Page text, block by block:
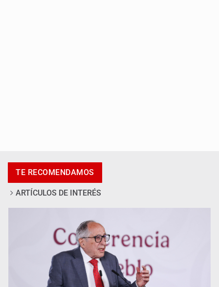
en Oblatos
TE RECOMENDAMOS
ARTÍCULOS DE INTERÉS